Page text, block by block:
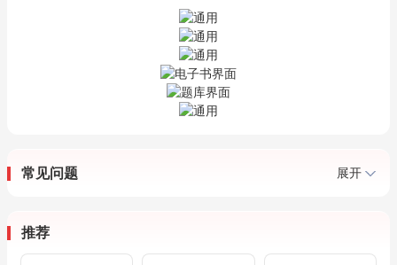
常见问题 展开
推荐